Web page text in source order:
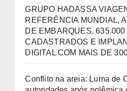
GRUPO HADASSA
REFERÊNCIA MUNDIAL,
DE EMBARQUES,
CADASTRADOS E
DIGITAL COM MAIS DE
Conflito na areia: Luma de